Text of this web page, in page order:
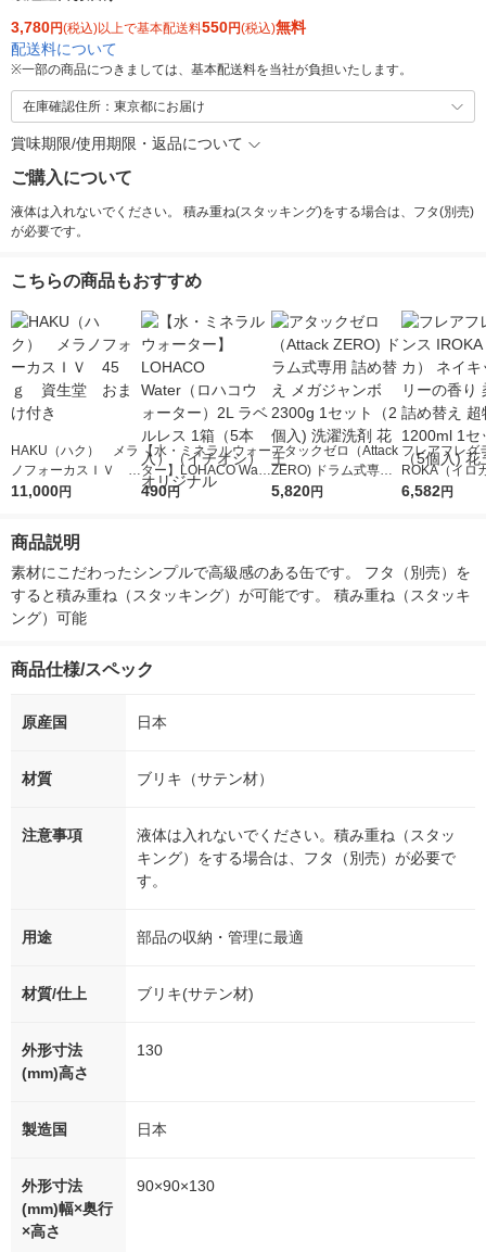
3,780円(税込)以上で基本配送料550円(税込)無料
配送料について
※一部の商品につきましては、基本配送料を当社が負担いたします。
在庫確認住所：東京都にお届け
賞味期限/使用期限・返品について
ご購入について
液体は入れないでください。 積み重ね(スタッキング)をする場合は、フタ(別売)
が必要です。
こちらの商品もおすすめ
HAKU（ハク） メラ
ノフォーカスＩＶ 4
5ｇ 資生堂 おまけ
11,000円
【水・ミネラルウォー
ター】LOHACO Wate
r（ロハコウォータ
490円
アタックゼロ（Attack
ZERO) ドラム式専用
詰め替え メガジャン
5,820円
フレアフレグ
ROKA（イロ
イキッドリリ
6,582円
商品説明
素材にこだわったシンプルで高級感のある缶です。 フタ（別売）を
すると積み重ね（スタッキング）が可能です。 積み重ね（スタッキ
ング）可能
商品仕様/スペック
原産国 日本
材質 ブリキ（サテン材）
注意事項
液体は入れないでください。積み重ね（スタッ
キング）をする場合は、フタ（別売）が必要で
す。
用途 部品の収納・管理に最適
材質/仕上 ブリキ(サテン材)
外形寸法
(mm)高さ
130
製造国 日本
外形寸法
(mm)幅×奥行
×高さ
90×90×130